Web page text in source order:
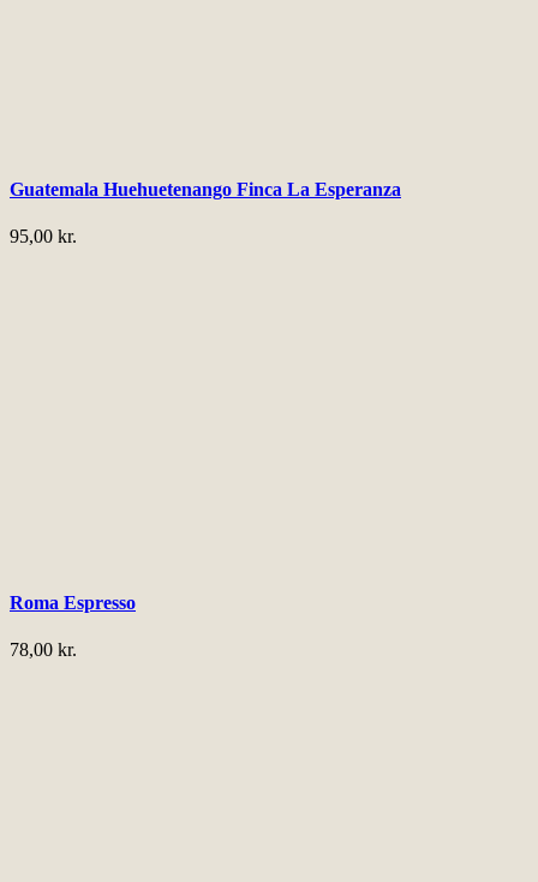
Guatemala Huehuetenango Finca La Esperanza
95,00 kr.
Roma Espresso
78,00 kr.